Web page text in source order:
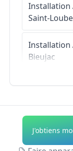
Installation
Saint-
Installation
Bieujac
Installation
d'Aurillac
Saint-
J'obtiens